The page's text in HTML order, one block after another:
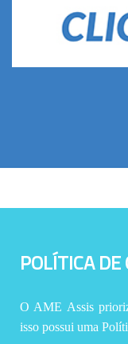
POLÍTICA
O AME Assis
isso possui uma